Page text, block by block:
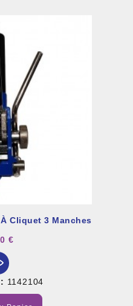
Cliquet 3 Manches
€
1142104